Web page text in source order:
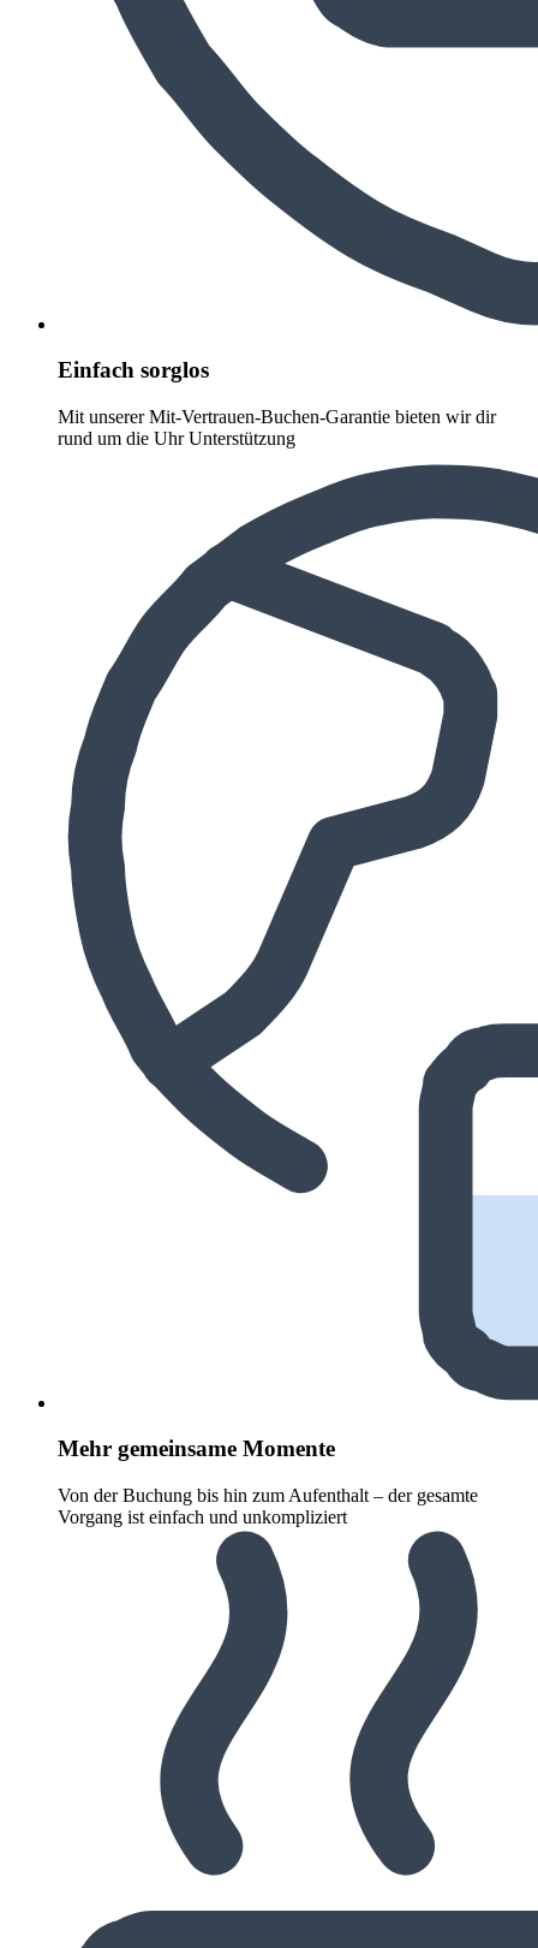
Einfach sorglos
Mit unserer Mit-Vertrauen-Buchen-Garantie bieten wir dir
rund um die Uhr Unterstützung
Mehr gemeinsame Momente
Von der Buchung bis hin zum Aufenthalt – der gesamte
Vorgang ist einfach und unkompliziert